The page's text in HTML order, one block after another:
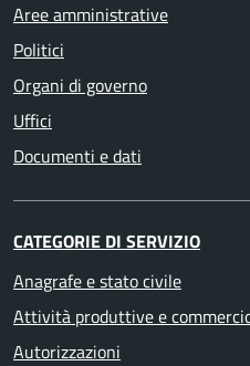
Aree amministrative
Politici
Organi di governo
Uffici
Documenti e dati
CATEGORIE DI SERVIZIO
Anagrafe e stato civile
Attività produttive e
Autorizzazioni